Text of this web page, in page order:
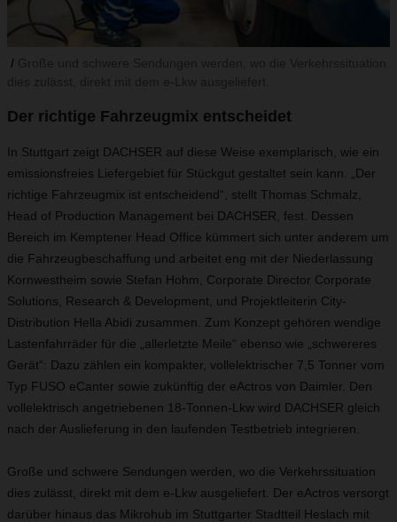
Der richtige Fahrzeugmix entscheidet
In Stuttgart zeigt DACHSER auf diese Weise exemplarisch, wie ein
emissionsfreies Liefergebiet für Stückgut gestaltet sein kann. „Der
richtige Fahrzeugmix ist entscheidend“, stellt Thomas Schmalz,
Head of Production Management bei DACHSER, fest. Dessen
Bereich im Kemptener Head Office kümmert sich unter anderem um
die Fahrzeugbeschaffung und arbeitet eng mit der Niederlassung
Kornwestheim sowie Stefan Hohm, Corporate Director Corporate
Solutions, Research & Development, und Projektleiterin City-
Distribution Hella Abidi zusammen. Zum Konzept gehören wendige
Lastenfahrräder für die „allerletzte Meile“ ebenso wie „schwereres
Gerät“: Dazu zählen ein kompakter, vollelektrischer 7,5 Tonner vom
Typ FUSO eCanter sowie zukünftig der eActros von Daimler. Den
vollelektrisch angetriebenen 18-Tonnen-Lkw wird DACHSER gleich
nach der Auslieferung in den laufenden Testbetrieb integrieren.
Große und schwere Sendungen werden, wo die Verkehrssituation
dies zulässt, direkt mit dem e-Lkw ausgeliefert. Der eActros versorgt
darüber hinaus das Mikrohub im Stuttgarter Stadtteil Heslach mit